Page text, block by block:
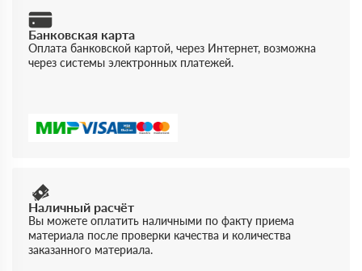
Банковская карта
Оплата банковской картой, через Интернет, возможна
через системы электронных платежей.
Наличный расчёт
Вы можете оплатить наличными по факту приема
материала после проверки качества и количества
заказанного материала.